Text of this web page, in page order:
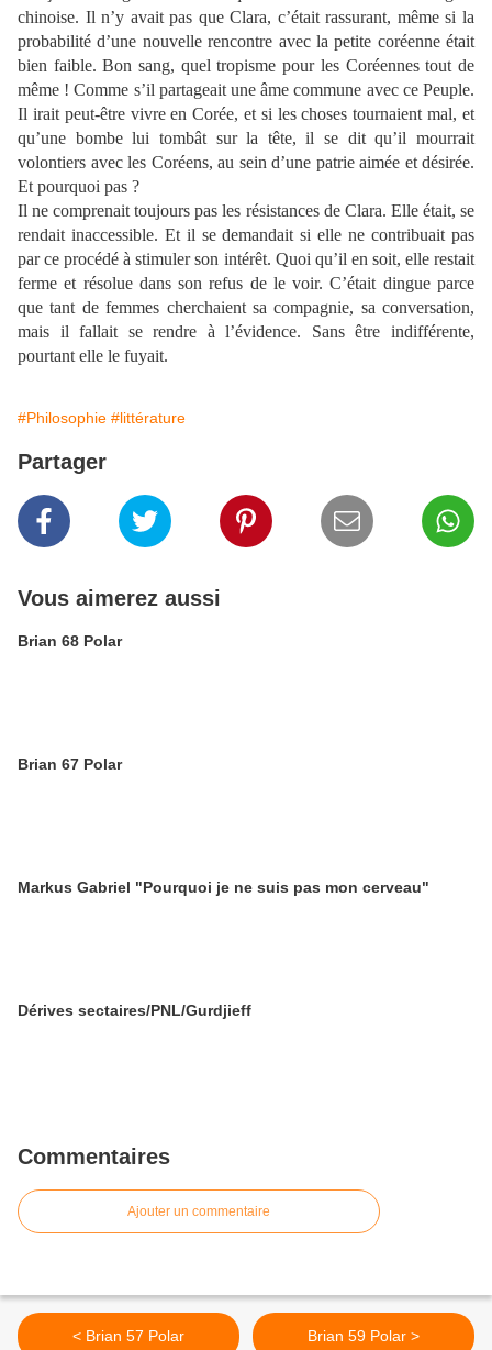
chinoise. Il n’y avait pas que Clara, c’était rassurant, même si la
probabilité d’une nouvelle rencontre avec la petite coréenne était
bien faible. Bon sang, quel tropisme pour les Coréennes tout de
même ! Comme s’il partageait une âme commune avec ce Peuple.
Il irait peut-être vivre en Corée, et si les choses tournaient mal, et
qu’une bombe lui tombât sur la tête, il se dit qu’il mourrait
volontiers avec les Coréens, au sein d’une patrie aimée et désirée.
Et pourquoi pas ?
Il ne comprenait toujours pas les résistances de Clara. Elle était, se
rendait inaccessible. Et il se demandait si elle ne contribuait pas
par ce procédé à stimuler son intérêt. Quoi qu’il en soit, elle restait
ferme et résolue dans son refus de le voir. C’était dingue parce
que tant de femmes cherchaient sa compagnie, sa conversation,
mais il fallait se rendre à l’évidence. Sans être indifférente,
pourtant elle le fuyait.
#Philosophie #littérature
Partager
Vous aimerez aussi
Brian 68 Polar
Brian 67 Polar
Markus Gabriel "Pourquoi je ne suis pas mon cerveau"
Dérives sectaires/PNL/Gurdjieff
Commentaires
Ajouter un commentaire
< Brian 57 Polar Brian 59 Polar >